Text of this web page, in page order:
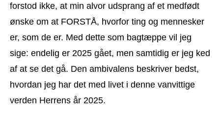
forstod ikke, at min alvor udsprang af et medfødt
ønske om at FORSTÅ, hvorfor ting og mennesker
er, som de er. Med dette som bagtæppe vil jeg
sige: endelig er 2025 gået, men samtidig er jeg ked
af at se det gå. Den ambivalens beskriver bedst,
hvordan jeg har det med livet i denne vanvittige
verden Herrens år 2025.